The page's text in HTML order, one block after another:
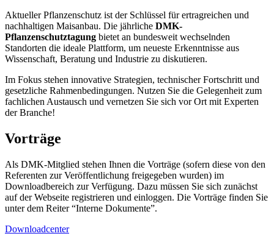
Aktueller Pflanzenschutz ist der Schlüssel für ertragreichen und
nachhaltigen Maisanbau. Die jährliche DMK-
Pflanzenschutztagung bietet an bundesweit wechselnden
Standorten die ideale Plattform, um neueste Erkenntnisse aus
Wissenschaft, Beratung und Industrie zu diskutieren.
Im Fokus stehen innovative Strategien, technischer Fortschritt und
gesetzliche Rahmenbedingungen. Nutzen Sie die Gelegenheit zum
fachlichen Austausch und vernetzen Sie sich vor Ort mit Experten
der Branche!
Vorträge
Als DMK-Mitglied stehen Ihnen die Vorträge (sofern diese von den
Referenten zur Veröffentlichung freigegeben wurden) im
Downloadbereich zur Verfügung. Dazu müssen Sie sich zunächst
auf der Webseite registrieren und einloggen. Die Vorträge finden Sie
unter dem Reiter “Interne Dokumente”.
Downloadcenter